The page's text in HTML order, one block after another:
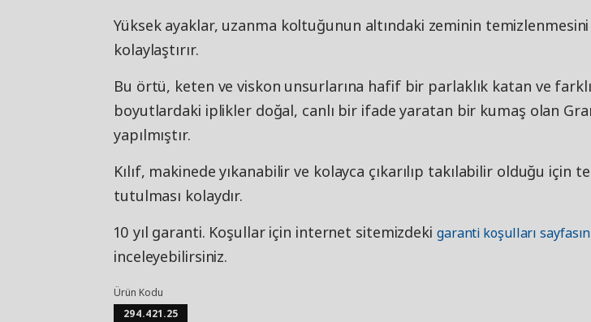
Yüksek ayaklar, uzanma koltuğunun altındaki zeminin temizlenmesini
kolaylaştırır.
Bu örtü, keten ve viskon unsurlarına hafif bir parlaklık katan ve farklı
boyutlardaki iplikler doğal, canlı bir ifade yaratan bir kumaş olan
yapılmıştır.
Kılıf, makinede yıkanabilir ve kolayca çıkarılıp takılabilir olduğu için
tutulması kolaydır.
10 yıl garanti. Koşullar için internet sitemizdeki garanti koşulları
inceleyebilirsiniz.
Ürün Kodu
294.421.25